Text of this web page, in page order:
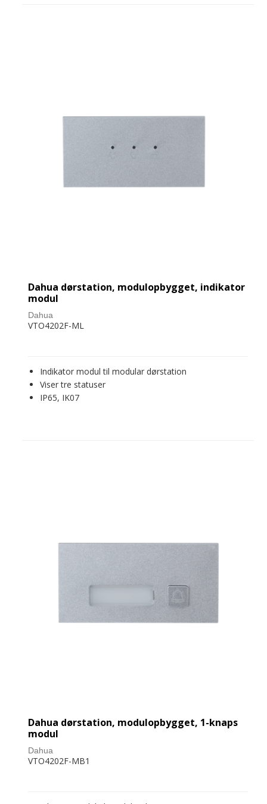
Dahua dørstation, modulopbygget, indikator
modul
Dahua
VTO4202F-ML
Indikator modul til modular dørstation
Viser tre statuser
IP65, IK07
Dahua dørstation, modulopbygget, 1-knaps
modul
Dahua
VTO4202F-MB1